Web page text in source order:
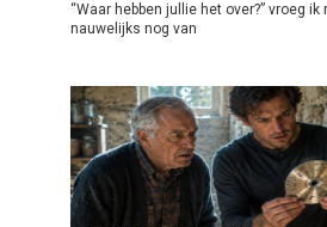
“Waar hebben jullie het over?” vroeg
nauwelijks nog van